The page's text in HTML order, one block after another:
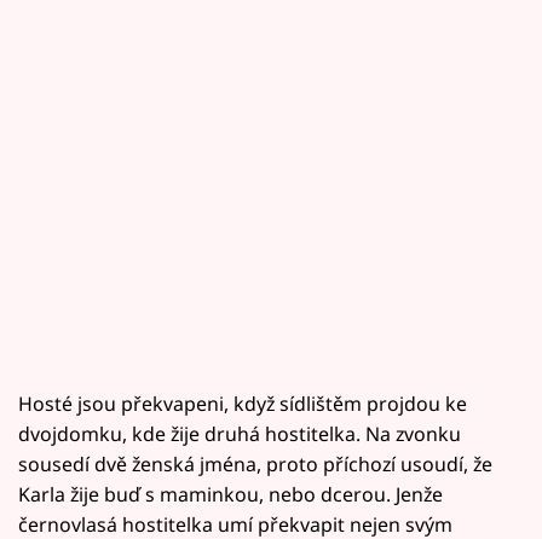
Hosté jsou překvapeni, když sídlištěm projdou ke
dvojdomku, kde žije druhá hostitelka. Na zvonku
sousedí dvě ženská jména, proto příchozí usoudí, že
Karla žije buď s maminkou, nebo dcerou. Jenže
černovlasá hostitelka umí překvapit nejen svým